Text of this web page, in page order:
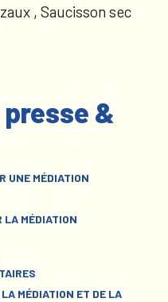
, Saucisson sec
&
UNE MÉDIATION
LA MÉDIATION
MÉDIATION ET DE LA